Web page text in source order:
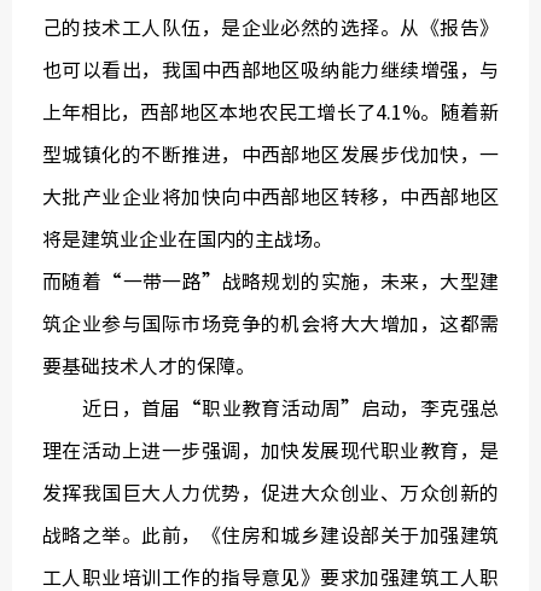
己的技术工人队伍，是企业必然的选择。从《报告》
也可以看出，我国中西部地区吸纳能力继续增强，与
上年相比，西部地区本地农民工增长了4.1%。随着新
型城镇化的不断推进，中西部地区发展步伐加快，一
大批产业企业将加快向中西部地区转移，中西部地区
将是建筑业企业在国内的主战场。
而随着“一带一路”战略规划的实施，未来，大型建
筑企业参与国际市场竞争的机会将大大增加，这都需
要基础技术人才的保障。
近日，首届“职业教育活动周”启动，李克强总
理在活动上进一步强调，加快发展现代职业教育，是
发挥我国巨大人力优势，促进大众创业、万众创新的
战略之举。此前，《住房和城乡建设部关于加强建筑
工人职业培训工作的指导意见》要求加强建筑工人职